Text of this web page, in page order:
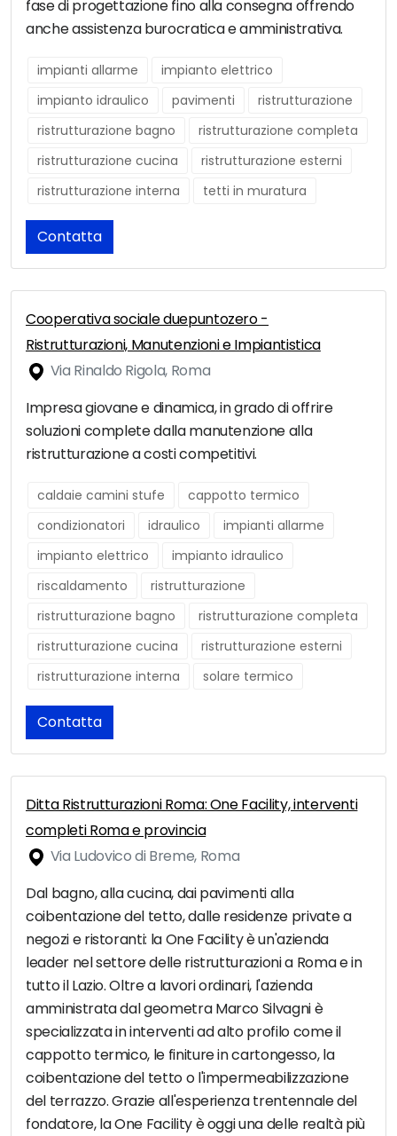
fase di progettazione fino alla consegna offrendo
anche assistenza burocratica e amministrativa.
impianti allarme
impianto elettrico
impianto idraulico
pavimenti
ristrutturazione
ristrutturazione bagno
ristrutturazione completa
ristrutturazione cucina
ristrutturazione esterni
ristrutturazione interna
tetti in muratura
Contatta
Cooperativa sociale duepuntozero -
Ristrutturazioni, Manutenzioni e Impiantistica
Via Rinaldo Rigola, Roma
Impresa giovane e dinamica, in grado di offrire
soluzioni complete dalla manutenzione alla
ristrutturazione a costi competitivi.
caldaie camini stufe
cappotto termico
condizionatori
idraulico
impianti allarme
impianto elettrico
impianto idraulico
riscaldamento
ristrutturazione
ristrutturazione bagno
ristrutturazione completa
ristrutturazione cucina
ristrutturazione esterni
ristrutturazione interna
solare termico
Contatta
Ditta Ristrutturazioni Roma: One Facility, interventi
completi Roma e provincia
Via Ludovico di Breme, Roma
Dal bagno, alla cucina, dai pavimenti alla
coibentazione del tetto, dalle residenze private a
negozi e ristoranti: la One Facility è un'azienda
leader nel settore delle ristrutturazioni a Roma e in
tutto il Lazio. Oltre a lavori ordinari, l'azienda
amministrata dal geometra Marco Silvagni è
specializzata in interventi ad alto profilo come il
cappotto termico, le finiture in cartongesso, la
coibentazione del tetto o l'impermeabilizzazione
del terrazzo. Grazie all'esperienza trentennale del
fondatore, la One Facility è oggi una delle realtà più